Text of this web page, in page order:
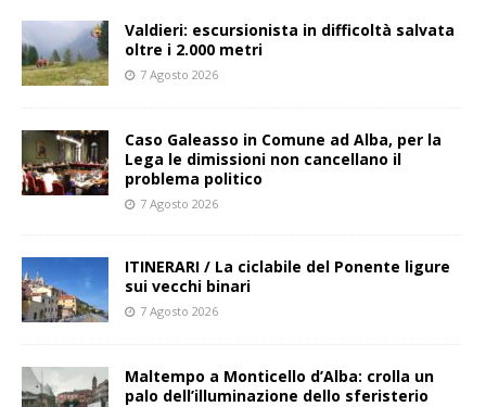
Valdieri: escursionista in difficoltà salvata
oltre i 2.000 metri
7 Agosto 2026
Caso Galeasso in Comune ad Alba, per la
Lega le dimissioni non cancellano il
problema politico
7 Agosto 2026
ITINERARI / La ciclabile del Ponente ligure
sui vecchi binari
7 Agosto 2026
Maltempo a Monticello d’Alba: crolla un
palo dell’illuminazione dello sferisterio